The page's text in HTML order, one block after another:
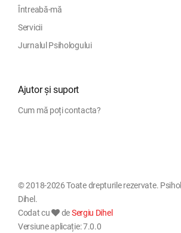
Întreabă-mă
Servicii
Jurnalul Psihologului
Ajutor și suport
Cum mă poți contacta?
© 2018-2026 Toate drepturile rezervate.
Dihel.
Codat cu
deSergiu Dihel
Versiune aplicație: 7.0.0